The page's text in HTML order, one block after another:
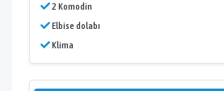
2 Komodin
Elbise dolabı
Klima